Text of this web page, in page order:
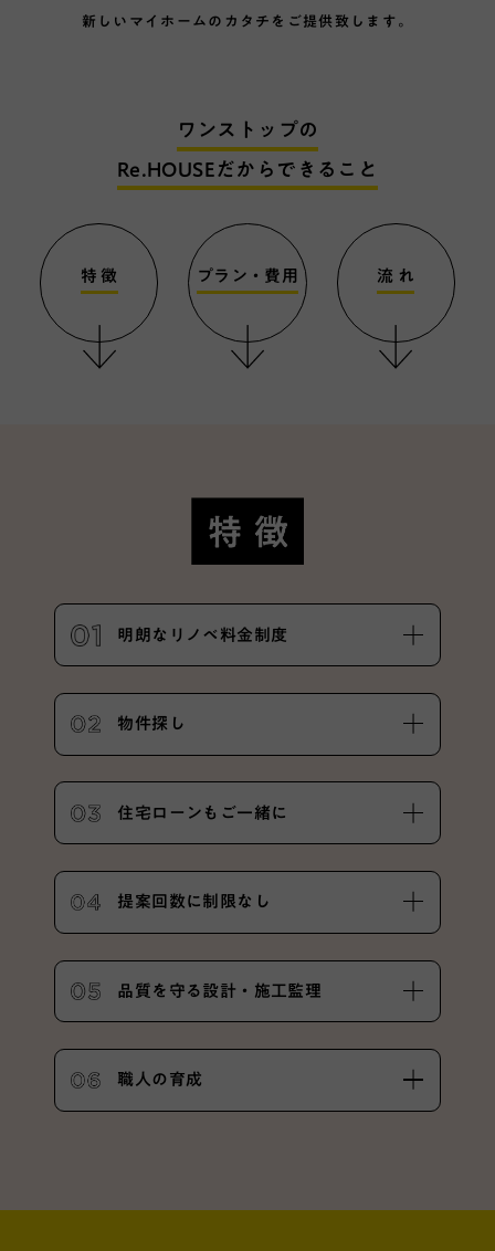
新しいマイホームのカタチをご提供致します。
ワンストップの
Re.HOUSEだからできること
特 徴 プラン・費用 流 れ
明朗なリノベ料金制度
物件探し
住宅ローンもご一緒に
提案回数に制限なし
品質を守る設計・施工監理
職人の育成